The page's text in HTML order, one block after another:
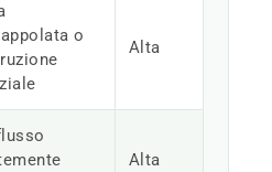
o
Alta
Alta